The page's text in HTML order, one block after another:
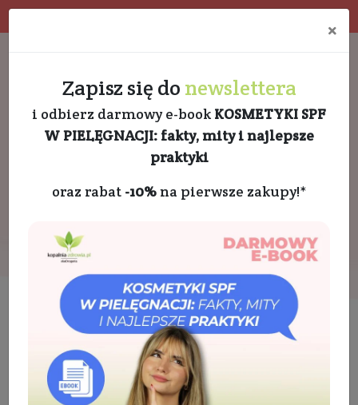
Składniki aktywne
twarzy z algami
×
Zapisz się do newslettera
i odbierz darmowy e-book KOSMETYKI SPF
W PIELĘGNACJI: fakty, mity i najlepsze
praktyki
oraz rabat -10%na pierwsze zakupy!*